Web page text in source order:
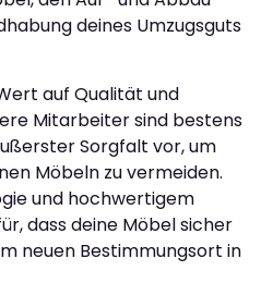
deines Umzugsguts
auf Qualität und
Mitarbeiter sind bestens
Sorgfalt vor, um
Möbeln zu vermeiden.
und hochwertigem
dass deine Möbel sicher
neuen Bestimmungsort in